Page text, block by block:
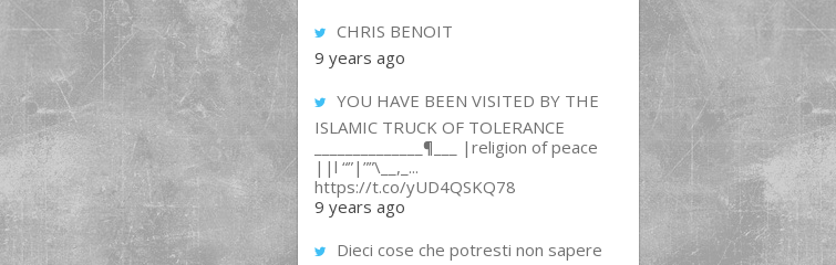
CHRIS BENOIT
9 years ago
YOU HAVE BEEN VISITED BY THE
ISLAMIC TRUCK OF TOLERANCE
______________¶___ |religion of peace
||l “”|””\__,_...
https://t.co/yUD4QSKQ78
9 years ago
Dieci cose che potresti non sapere